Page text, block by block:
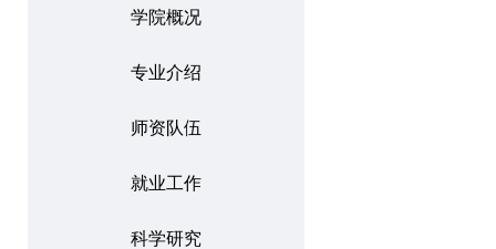
学院概况
专业介绍
师资队伍
就业工作
科学研究